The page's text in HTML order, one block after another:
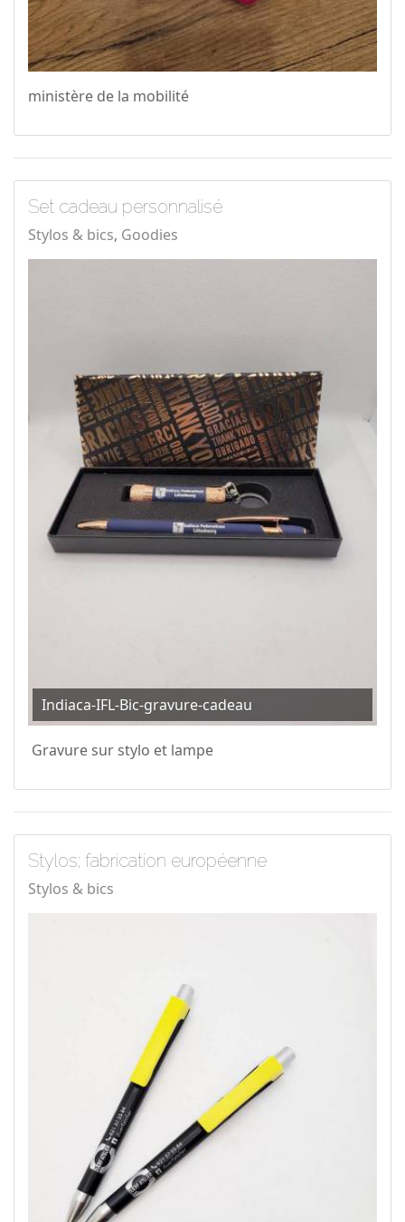
ministère de la mobilité
Set cadeau personnalisé
Stylos & bics Goodies
Indiaca-IFL-Bic-gravure-cadeau
Gravure sur stylo et lampe
Stylos; fabrication européenne
Stylos & bics